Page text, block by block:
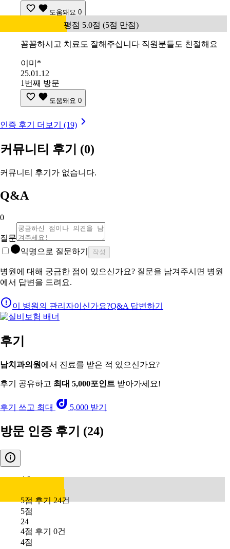
도움돼요 0
평점 5.0점 (5점 만점)
꼼꼼하시고 치료도 잘해주십니다 직원분들도 친절해요
이미*
25.01.12
1번째 방문
도움돼요 0
인증 후기 더보기 (19)
커뮤니티 후기 (0)
커뮤니티 후기가 없습니다.
Q&A
0
질문
익명으로 질문하기
작성
병원에 대해 궁금한 점이 있으신가요? 질문을 남겨주시면 병원
에서 답변을 드려요.
이 병원의 관리자이신가요?Q&A 답변하기
후기
남치과의원 에서 진료를 받은 적 있으신가요?
후기 공유하고 최대 5,000포인트 받아가세요!
후기 쓰고 최대 5,000 받기
방문 인증 후기 (24)
4.8
5점 후기 24건
5점
24
4점 후기 0건
4점